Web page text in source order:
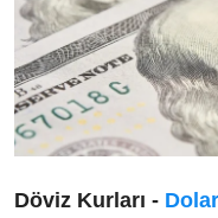
Döviz Kurları -